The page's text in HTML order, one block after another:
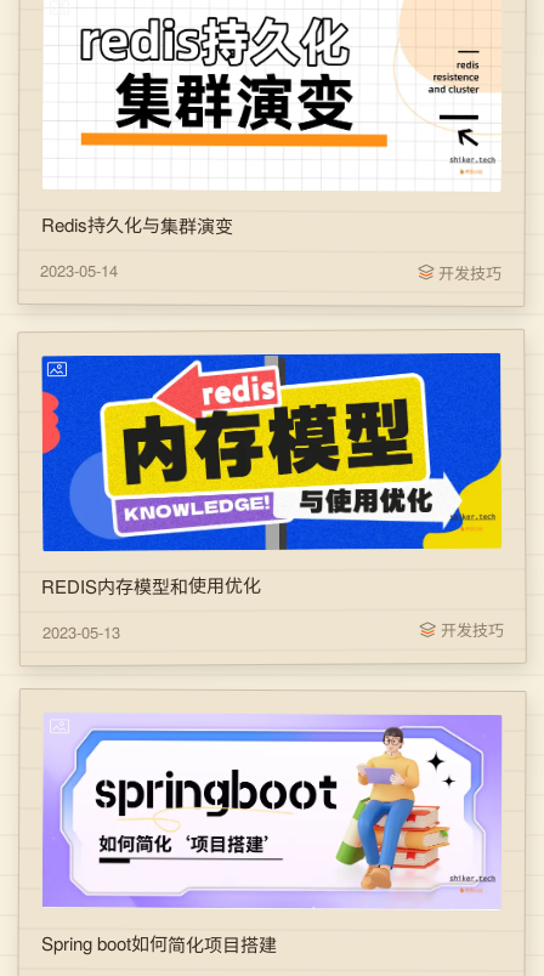
Redis持久化与集群演变
2023-05-14 开发技巧
REDIS内存模型和使用优化
2023-05-13 开发技巧
Spring boot如何简化项目搭建